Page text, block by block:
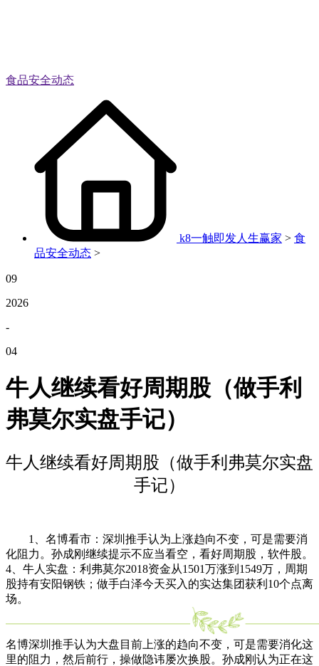
食品安全动态
k8一触即发人生赢家 > 食
品安全动态 >
09
2026
-
04
牛人继续看好周期股（做手利
弗莫尔实盘手记）
牛人继续看好周期股（做手利弗莫尔实盘
手记）
1、名博看市：深圳推手认为上涨趋向不变，可是需要消
化阻力。孙成刚继续提示不应当看空，看好周期股，软件股。
4、牛人实盘：利弗莫尔2018资金从1501万涨到1549万，周期
股持有安阳钢铁；做手白泽今天买入的实达集团获利10个点离
场。
名博深圳推手认为大盘目前上涨的趋向不变，可是需要消化这
里的阻力，然后前行，操做隐讳屡次换股。孙成刚认为正在这